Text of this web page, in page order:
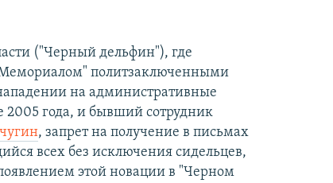
("Черный дельфин"), где
политзаключенными
на административные
2005 года, и бывший сотрудник
, запрет на получение в письмах
всех без исключения сидельцев,
этой новации в "Черном